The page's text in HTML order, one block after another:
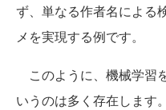
ず、単なる作者名による
メを実現する例です。
このように、機械学習
いうのは多く存在します